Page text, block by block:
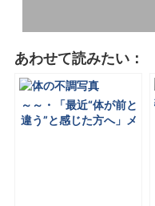
あわせて読みたい：
～～・「最近“体が前と
違う”と感じた⽅へ」メ